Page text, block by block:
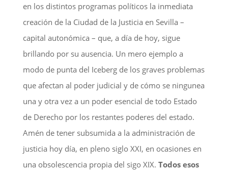
en los distintos programas políticos la inmediata
creación de la Ciudad de la Justicia en Sevilla –
capital autonómica – que, a día de hoy, sigue
brillando por su ausencia. Un mero ejemplo a
modo de punta del Iceberg de los graves problemas
que afectan al poder judicial y de cómo se ningunea
una y otra vez a un poder esencial de todo Estado
de Derecho por los restantes poderes del estado.
Amén de tener subsumida a la administración de
justicia hoy día, en pleno siglo XXI, en ocasiones en
una obsolescencia propia del sigo XIX. Todos esos